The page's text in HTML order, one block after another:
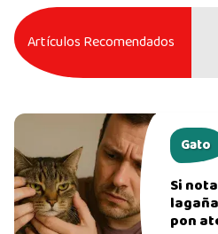
Artículos Recomendados
Gato
Si
pon